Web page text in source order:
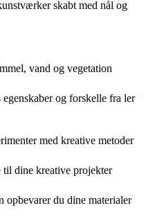
skabt med nål og
vand og vegetation
og forskelle fra ler
med kreative metoder
dine kreative projekter
opbevarer du dine materialer